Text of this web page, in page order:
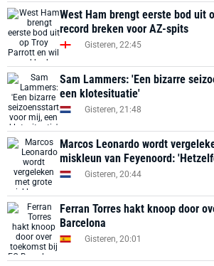
West Ham brengt eerste bod uit
record breken voor AZ-spits
Gisteren, 22:45
Sam Lammers: 'Een bizarre
een klotesituatie'
Gisteren, 21:48
Marcos Leonardo wordt
miskleun van Feyenoord:
Gisteren, 20:44
Ferran Torres hakt knoop door
Barcelona
Gisteren, 20:01